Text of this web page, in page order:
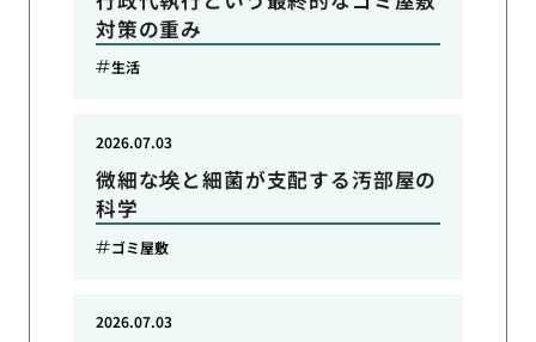
対策の重み
生活
微細な埃と細菌が支配する汚部屋の
科学
2026.07.03
ゴミ屋敷
2026.07.03